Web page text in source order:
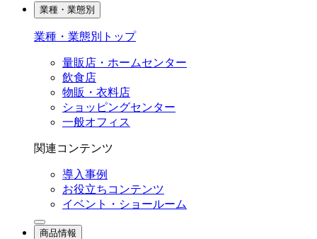
業種・業態別
業種・業態別トップ
量販店・ホームセンター
飲食店
物販・衣料店
ショッピングセンター
一般オフィス
関連コンテンツ
導入事例
お役立ちコンテンツ
イベント・ショールーム
商品情報